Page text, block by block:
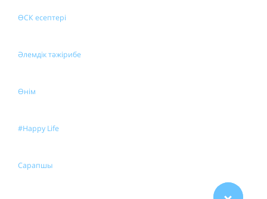
ӨСК есептері
Әлемдік тәжірибе
Өнім
#Happy Life
Сарапшы